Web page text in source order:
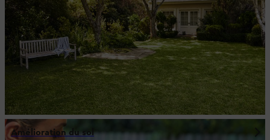
Amélioration du sol